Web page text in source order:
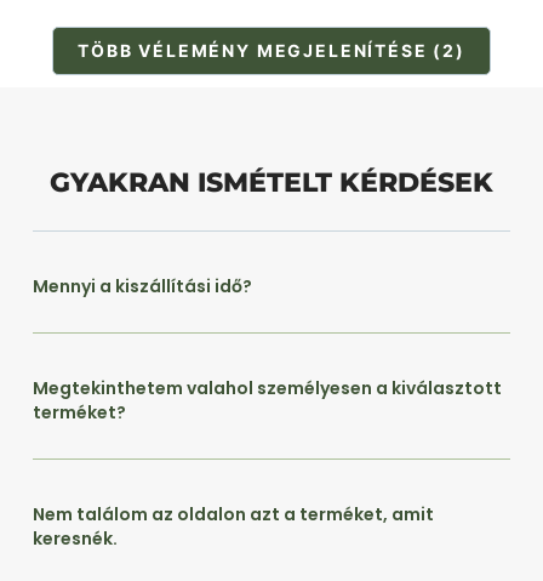
TÖBB VÉLEMÉNY MEGJELENÍTÉSE (2)
GYAKRAN ISMÉTELT KÉRDÉSEK
Mennyi a kiszállítási idő?
Megtekinthetem valahol személyesen a kiválasztott
terméket?
Nem találom az oldalon azt a terméket, amit
keresnék.